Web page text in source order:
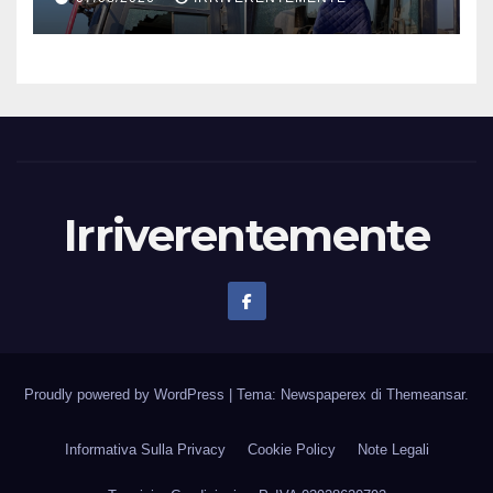
Irriverentemente
Proudly powered by WordPress Tema: Newspaperex di Themeansar.
Informativa Sulla Privacy Cookie Policy Note Legali